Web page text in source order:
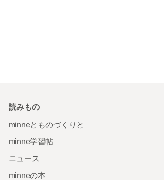
読みもの
minneとものづくりと
minne学習帖
ニュース
minneの本